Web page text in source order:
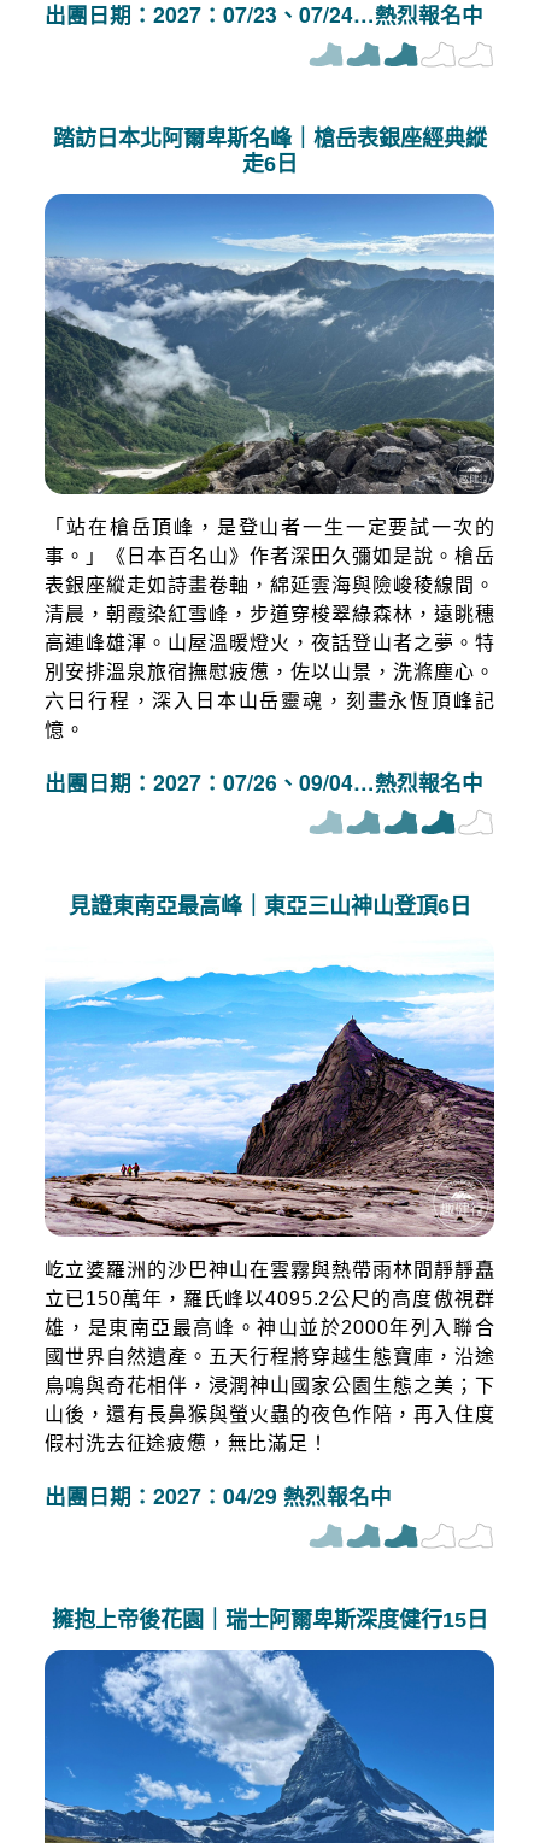
出團日期：2027：07/23、07/24…熱烈報名中
踏訪日本北阿爾卑斯名峰｜槍岳表銀座經典縱
走6日
出團日期：2027：07/26、09/04…熱烈報名中
「站在槍岳頂峰，是登山者一生一定要試一次的
事。」《日本百名山》作者深田久彌如是說。槍岳
表銀座縱走如詩畫卷軸，綿延雲海與險峻稜線間。
清晨，朝霞染紅雪峰，步道穿梭翠綠森林，遠眺穗
高連峰雄渾。山屋溫暖燈火，夜話登山者之夢。特
別安排溫泉旅宿撫慰疲憊，佐以山景，洗滌塵心。
六日行程，深入日本山岳靈魂，刻畫永恆頂峰記
憶。
見證東南亞最高峰｜東亞三山神山登頂6日
出團日期：2027：04/29 熱烈報名中
屹立婆羅洲的沙巴神山在雲霧與熱帶雨林間靜靜矗
立已150萬年，羅氏峰以4095.2公尺的高度傲視群
雄，是東南亞最高峰。神山並於2000年列入聯合
國世界自然遺產。五天行程將穿越生態寶庫，沿途
鳥鳴與奇花相伴，浸潤神山國家公園生態之美；下
山後，還有長鼻猴與螢火蟲的夜色作陪，再入住度
假村洗去征途疲憊，無比滿足！
擁抱上帝後花園｜瑞士阿爾卑斯深度健行15日